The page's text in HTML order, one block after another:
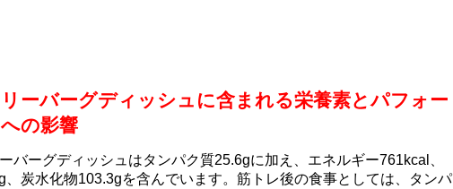
ーバーグディッシュに含まれる栄養素とパフォー
の影響
バーグディッシュはタンパク質25.6gに加え、エネルギー761kcal、
、炭水化物103.3gを含んでいます。筋トレ後の食事としては、タンパ